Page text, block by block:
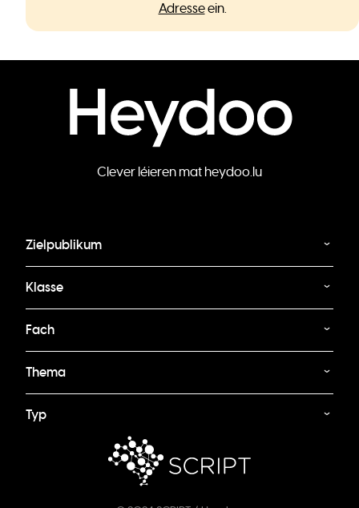
Adresseein.
Clever léieren mat heydoo.lu
Zielpublikum
Klasse
Fach
Thema
Typ